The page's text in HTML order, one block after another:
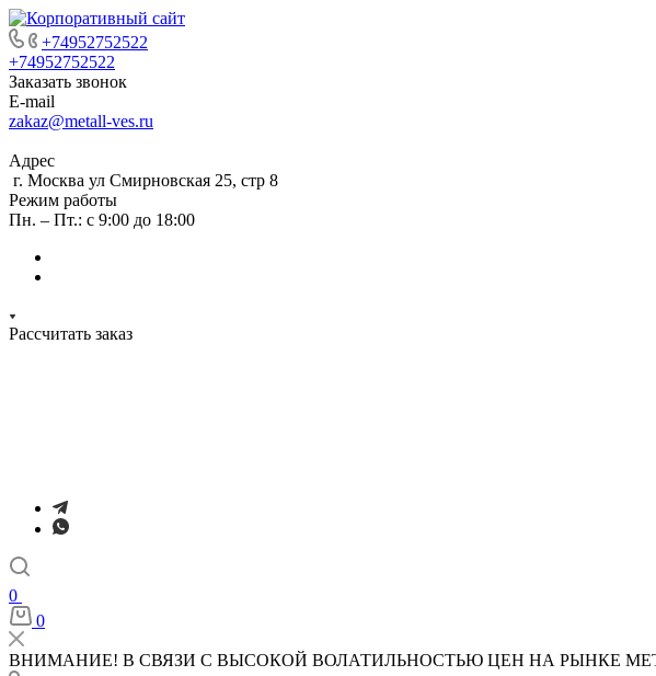
+74952752522
+74952752522
Заказать звонок
E-mail
zakaz@metall-ves.ru
Адрес
г. Москва ул Смирновская 25, стр 8
Режим работы
Пн. – Пт.: с 9:00 до 18:00
Рассчитать заказ
0
0
ВНИМАНИЕ! В СВЯЗИ С ВЫСОКОЙ ВОЛАТИЛЬНОСТЬЮ ЦЕН НА РЫНКЕ